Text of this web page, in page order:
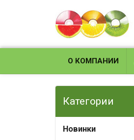
О КОМПАНИИ
Категории
Новинки